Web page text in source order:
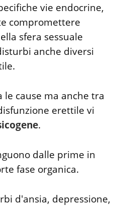
vie endocrine,
compromettere
sfera sessuale
anche diversi
cause ma anche tra
erettile vi
.
dalle prime in
fase organica.
d'ansia, depressione,